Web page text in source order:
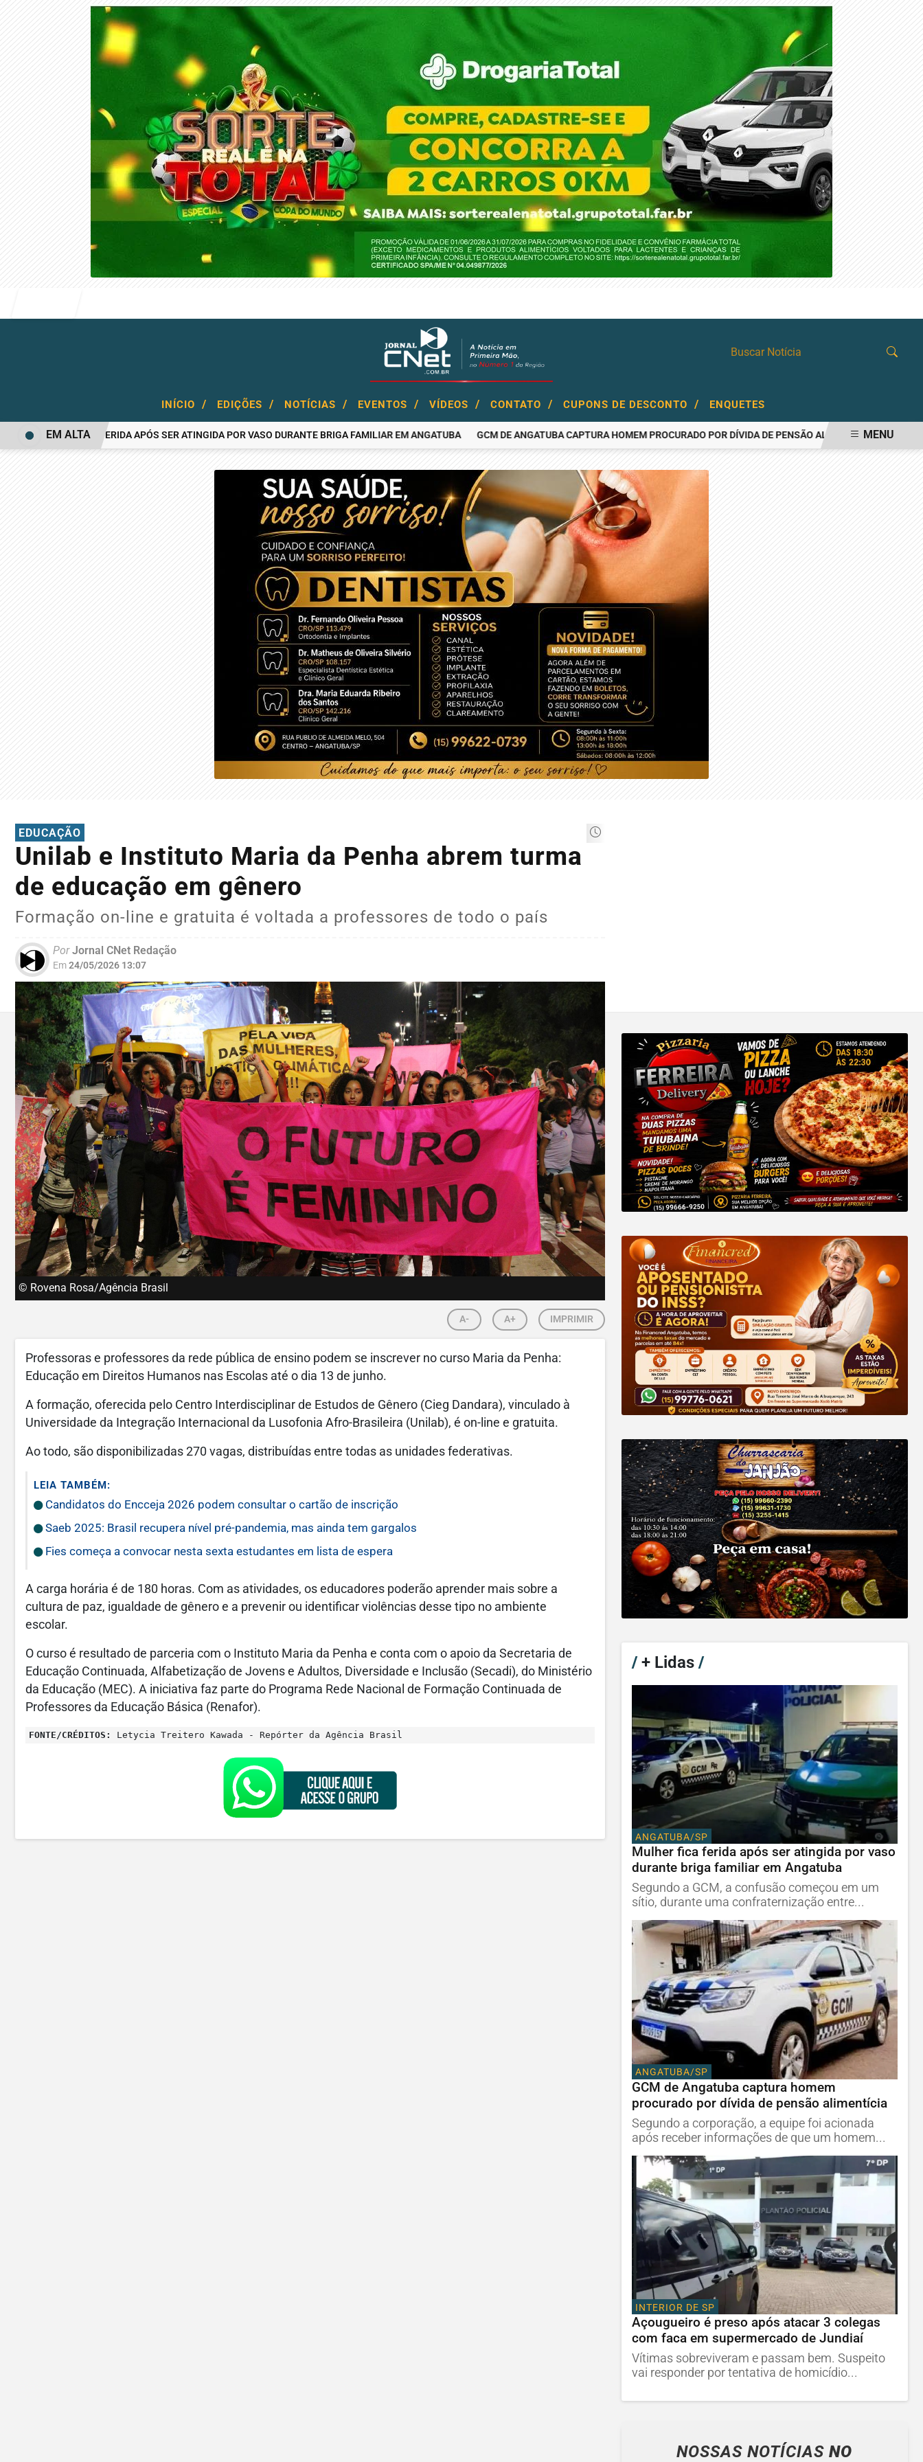
INÍCIO / EDIÇÕES / NOTÍCIAS / EVENTOS / VÍDEOS / CONTATO / CUPONS DE DESCONTO / ENQUETES
MULHER FICA FERIDA APÓS SER ATINGIDA POR VASO DURANTE BRIGA FAMILIAR EM ANGATUBA GCM DE ANGATUBA CAPTURA HOMEM PROCURADO POR DÍVIDA DE PENSÃO ALIMENTÍCIA AÇOUGUEIRO
EM ALTA MENU
EDUCAÇÃO
Unilab e Instituto Maria da Penha abrem turma
de educação em gênero
Formação on-line e gratuita é voltada a professores de todo o país
PorJornal CNet Redação
Em24/05/2026 13:07
© Rovena Rosa/Agência Brasil
A- A+ IMPRIMIR
Professoras e professores da rede pública de ensino podem se inscrever no curso Maria da Penha:
Educação em Direitos Humanos nas Escolas até o dia 13 de junho.
A formação, oferecida pelo Centro Interdisciplinar de Estudos de Gênero (Cieg Dandara), vinculado à
Universidade da Integração Internacional da Lusofonia Afro-Brasileira (Unilab), é on-line e gratuita.
Ao todo, são disponibilizadas 270 vagas, distribuídas entre todas as unidades federativas.
LEIA TAMBÉM:
Candidatos do Encceja 2026 podem consultar o cartão de inscrição
Saeb 2025: Brasil recupera nível pré-pandemia, mas ainda tem gargalos
Fies começa a convocar nesta sexta estudantes em lista de espera
A carga horária é de 180 horas. Com as atividades, os educadores poderão aprender mais sobre a
cultura de paz, igualdade de gênero e a prevenir ou identificar violências desse tipo no ambiente
escolar.
O curso é resultado de parceria com o Instituto Maria da Penha e conta com o apoio da Secretaria de
Educação Continuada, Alfabetização de Jovens e Adultos, Diversidade e Inclusão (Secadi), do Ministério
da Educação (MEC). A iniciativa faz parte do Programa Rede Nacional de Formação Continuada de
Professores da Educação Básica (Renafor).
FONTE/CRÉDITOS: Letycia Treitero Kawada - Repórter da Agência Brasil
/+ Lidas /
ANGATUBA/SP
Mulher fica ferida após ser atingida por vaso
durante briga familiar em Angatuba
Segundo a GCM, a confusão começou em um
sítio, durante uma confraternização entre...
ANGATUBA/SP
GCM de Angatuba captura homem
procurado por dívida de pensão alimentícia
Segundo a corporação, a equipe foi acionada
após receber informações de que um homem...
INTERIOR DE SP
Açougueiro é preso após atacar 3 colegas
com faca em supermercado de Jundiaí
Vítimas sobreviveram e passam bem. Suspeito
vai responder por tentativa de homicídio...
NOSSAS NOTÍCIASNO